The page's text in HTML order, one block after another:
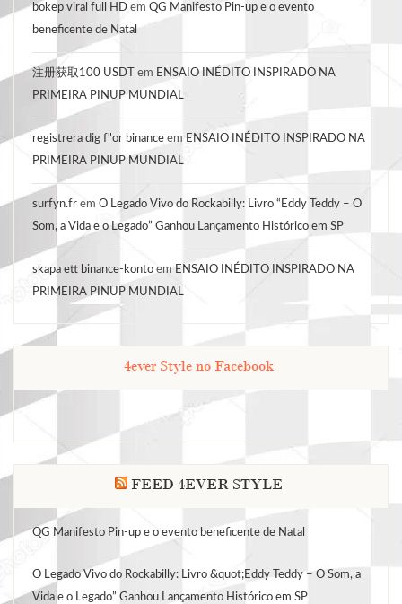
bokep viral full HD em QG Manifesto Pin-up e o evento
beneficente de Natal
注册获取100 USDT em ENSAIO INÉDITO INSPIRADO NA
PRIMEIRA PINUP MUNDIAL
registrera dig f"or binance em ENSAIO INÉDITO INSPIRADO NA
PRIMEIRA PINUP MUNDIAL
surfyn.fr em O Legado Vivo do Rockabilly: Livro “Eddy Teddy – O
Som, a Vida e o Legado” Ganhou Lançamento Histórico em SP
skapa ett binance-konto em ENSAIO INÉDITO INSPIRADO NA
PRIMEIRA PINUP MUNDIAL
4ever Style no Facebook
FEED 4EVER STYLE
QG Manifesto Pin-up e o evento beneficente de Natal
O Legado Vivo do Rockabilly: Livro &quot;Eddy Teddy – O Som, a
Vida e o Legado” Ganhou Lançamento Histórico em SP